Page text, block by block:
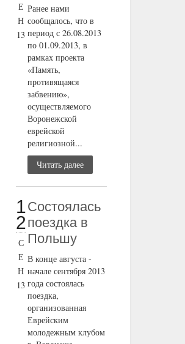
Е
Н
13
Ранее нами
сообщалось, что в
период с 26.08.2013
по 01.09.2013, в
рамках проекта
«Память,
противящаяся
забвению»,
осуществляемого
Воронежской
еврейской
религиозной...
Читать далее
1
2
С
Е
Н
13
Состоялась
поездка в
Польшу
В конце августа -
начале сентября 2013
года состоялась
поездка,
организованная
Еврейским
молодежным клубом